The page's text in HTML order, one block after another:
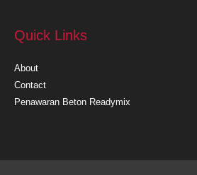
Quick Links
About
Contact
Penawaran Beton Readymix